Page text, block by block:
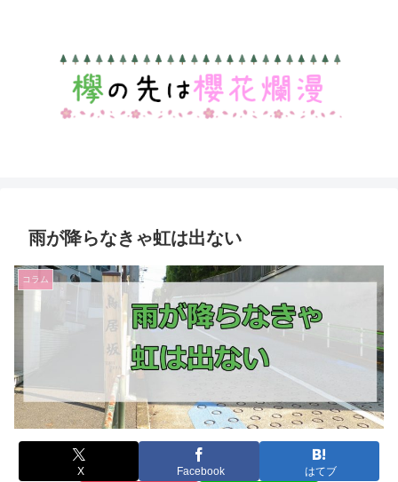
雨が降らなきゃ虹は出ない
コラム
X Facebook はてブ